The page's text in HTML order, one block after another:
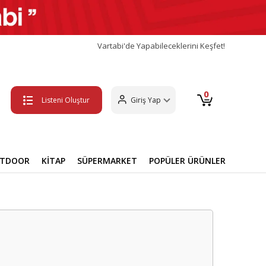
Vartabi'de Yapabileceklerini Keşfet!
Listeni Oluştur Giriş Yap 0
KİTAP SÜPERMARKET POPÜLER ÜRÜNLER